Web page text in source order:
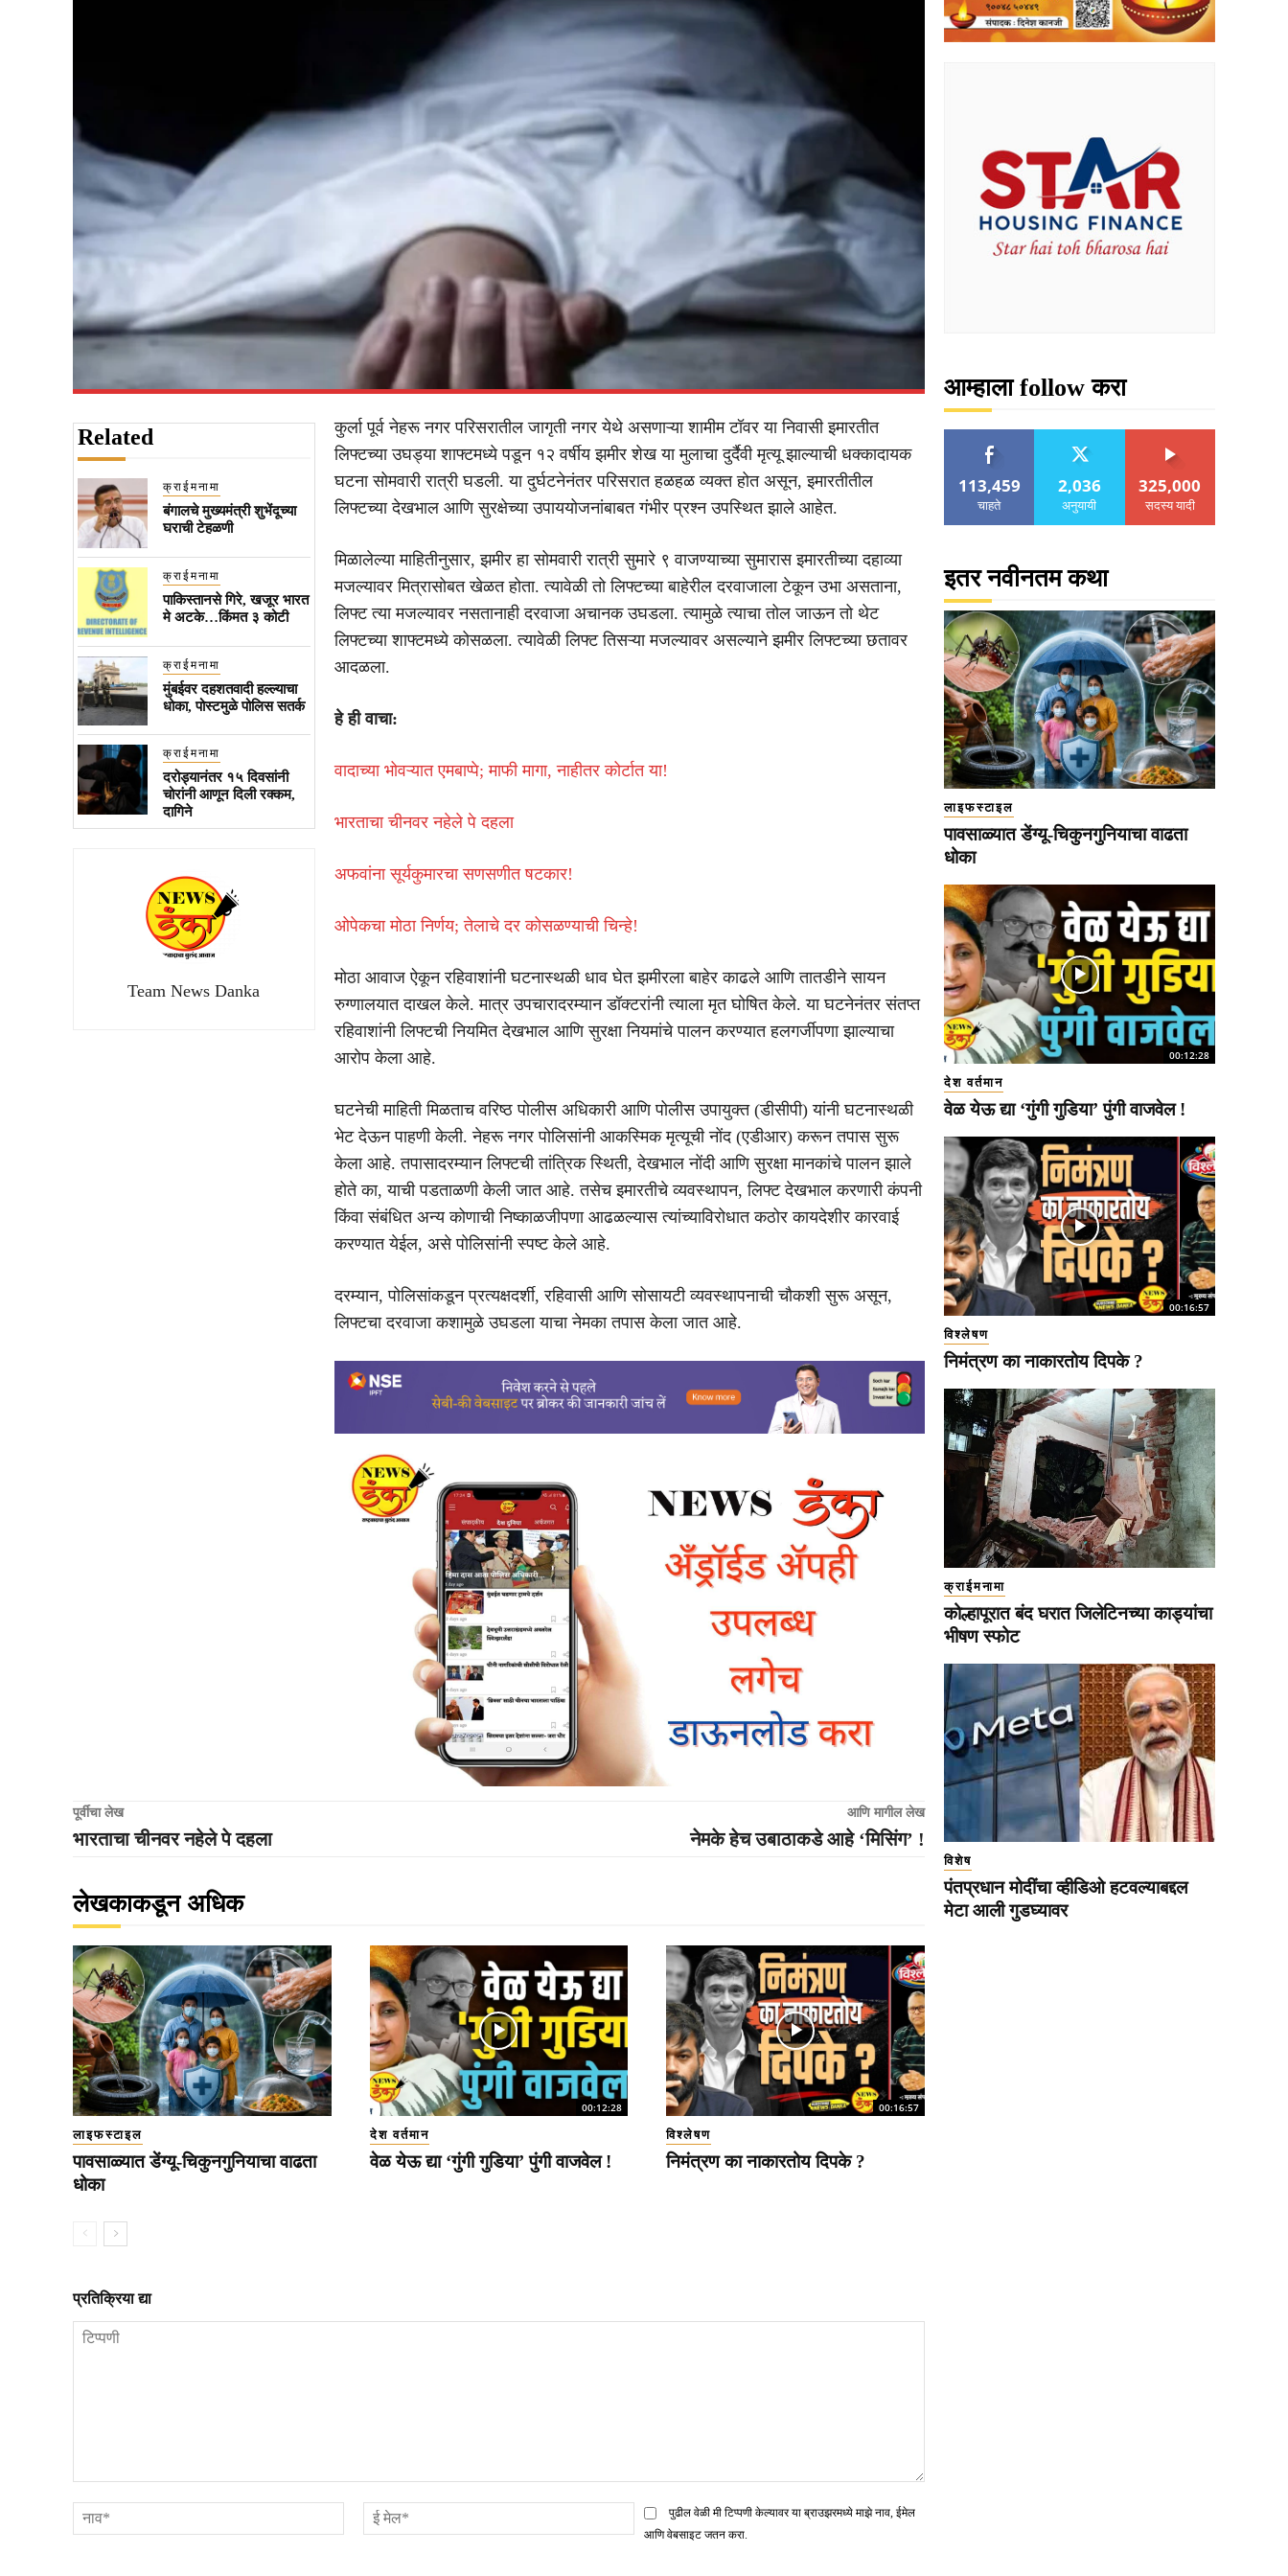
Related
क्राईमनामा
बंगालचे मुख्यमंत्री शुभेंदूच्या
घराची टेहळणी
क्राईमनामा
पाकिस्तानसे गिरे, खजूर भारत
मे अटके…किंमत ३ कोटी
क्राईमनामा
मुंबईवर दहशतवादी हल्ल्याचा
धोका, पोस्टमुळे पोलिस सतर्क
क्राईमनामा
दरोड्यानंतर १५ दिवसांनी
चोरांनी आणून दिली रक्कम,
दागिने
Team News Danka
कुर्ला पूर्व नेहरू नगर परिसरातील जागृती नगर येथे असणाऱ्या शामीम टॉवर या निवासी इमारतीत
लिफ्टच्या उघड्या शाफ्टमध्ये पडून १२ वर्षीय झमीर शेख या मुलाचा दुर्दैवी मृत्यू झाल्याची धक्कादायक
घटना सोमवारी रात्री घडली. या दुर्घटनेनंतर परिसरात हळहळ व्यक्त होत असून, इमारतीतील
लिफ्टच्या देखभाल आणि सुरक्षेच्या उपाययोजनांबाबत गंभीर प्रश्न उपस्थित झाले आहेत.
मिळालेल्या माहितीनुसार, झमीर हा सोमवारी रात्री सुमारे ९ वाजण्याच्या सुमारास इमारतीच्या दहाव्या
मजल्यावर मित्रासोबत खेळत होता. त्यावेळी तो लिफ्टच्या बाहेरील दरवाजाला टेकून उभा असताना,
लिफ्ट त्या मजल्यावर नसतानाही दरवाजा अचानक उघडला. त्यामुळे त्याचा तोल जाऊन तो थेट
लिफ्टच्या शाफ्टमध्ये कोसळला. त्यावेळी लिफ्ट तिसऱ्या मजल्यावर असल्याने झमीर लिफ्टच्या छतावर
आदळला.
हे ही वाचा:
वादाच्या भोवऱ्यात एमबाप्पे; माफी मागा, नाहीतर कोर्टात या!
भारताचा चीनवर नहेले पे दहला
अफवांना सूर्यकुमारचा सणसणीत षटकार!
ओपेकचा मोठा निर्णय; तेलाचे दर कोसळण्याची चिन्हे!
मोठा आवाज ऐकून रहिवाशांनी घटनास्थळी धाव घेत झमीरला बाहेर काढले आणि तातडीने सायन
रुग्णालयात दाखल केले. मात्र उपचारादरम्यान डॉक्टरांनी त्याला मृत घोषित केले. या घटनेनंतर संतप्त
रहिवाशांनी लिफ्टची नियमित देखभाल आणि सुरक्षा नियमांचे पालन करण्यात हलगर्जीपणा झाल्याचा
आरोप केला आहे.
घटनेची माहिती मिळताच वरिष्ठ पोलीस अधिकारी आणि पोलीस उपायुक्त (डीसीपी) यांनी घटनास्थळी
भेट देऊन पाहणी केली. नेहरू नगर पोलिसांनी आकस्मिक मृत्यूची नोंद (एडीआर) करून तपास सुरू
केला आहे. तपासादरम्यान लिफ्टची तांत्रिक स्थिती, देखभाल नोंदी आणि सुरक्षा मानकांचे पालन झाले
होते का, याची पडताळणी केली जात आहे. तसेच इमारतीचे व्यवस्थापन, लिफ्ट देखभाल करणारी कंपनी
किंवा संबंधित अन्य कोणाची निष्काळजीपणा आढळल्यास त्यांच्याविरोधात कठोर कायदेशीर कारवाई
करण्यात येईल, असे पोलिसांनी स्पष्ट केले आहे.
दरम्यान, पोलिसांकडून प्रत्यक्षदर्शी, रहिवासी आणि सोसायटी व्यवस्थापनाची चौकशी सुरू असून,
लिफ्टचा दरवाजा कशामुळे उघडला याचा नेमका तपास केला जात आहे.
पूर्वीचा लेख
भारताचा चीनवर नहेले पे दहला
आणि मागील लेख
नेमके हेच उबाठाकडे आहे ‘मिसिंग’ !
लेखकाकडून अधिक
लाइफस्टाइल
पावसाळ्यात डेंग्यू-चिकुनगुनियाचा वाढता
धोका
00:12:28
देश वर्तमान
वेळ येऊ द्या ‘गुंगी गुडिया’ पुंगी वाजवेल !
00:16:57
विश्लेषण
निमंत्रण का नाकारतोय दिपके ?
प्रतिक्रिया द्या
नाव*
मेल*
पुढील वेळी मी टिप्पणी केल्यावर या ब्राउझरमध्ये माझे नाव, ईमेल
आणि वेबसाइट जतन करा.
आम्हाला follow करा
113,459
चाहते
2,036
अनुयायी
325,000
सदस्य यादी
इतर नवीनतम कथा
लाइफस्टाइल
पावसाळ्यात डेंग्यू-चिकुनगुनियाचा वाढता
धोका
00:12:28
देश वर्तमान
वेळ येऊ द्या ‘गुंगी गुडिया’ पुंगी वाजवेल !
00:16:57
विश्लेषण
निमंत्रण का नाकारतोय दिपके ?
क्राईमनामा
कोल्हापूरात बंद घरात जिलेटिनच्या काड्यांचा
भीषण स्फोट
विशेष
पंतप्रधान मोदींचा व्हीडिओ हटवल्याबद्दल
मेटा आली गुडघ्यावर